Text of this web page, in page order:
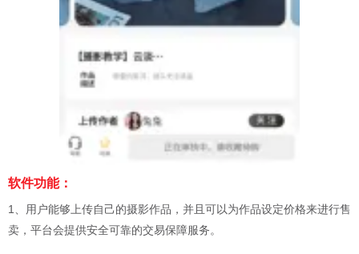
软件功能：
1、用户能够上传自己的摄影作品，并且可以为作品设定价格来进行售
卖，平台会提供安全可靠的交易保障服务。